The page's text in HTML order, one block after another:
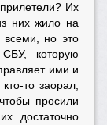
Их
них жило на
всеми, но это
которую
ими и
то заорал,
просили
достаточно